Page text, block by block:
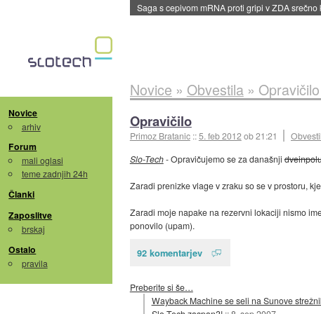
BMW v vozilih začel predvajati reklame::danes
Novice
arhiv
Forum
mali oglasi
teme zadnjih 24h
Članki
Zaposlitve
brskaj
Ostalo
pravila
Novice » Obvestila» Opravičilo
Opravičilo
Primoz Bratanic ::5. feb 2012ob 21:21
Slo-Tech- Opravičujemo se za današnji
Zaradi prenizke vlage v zraku so se v prostoru,
Zaradi moje napake na rezervni lokaciji nismo
ponovilo (upam).
92 komentarjev
Preberite si še…
Wayback Machine se seli na Sunove